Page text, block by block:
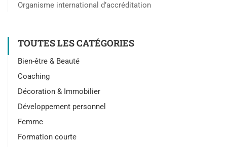
Organisme international d’accréditation
TOUTES LES CATÉGORIES
Bien-être & Beauté
Coaching
Décoration & Immobilier
Développement personnel
Femme
Formation courte